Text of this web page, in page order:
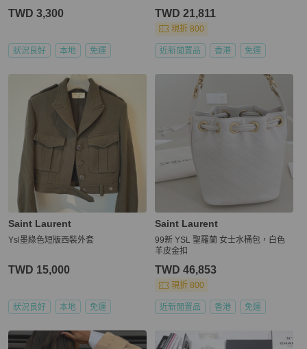
TWD 3,300
狀況良好 本地 免運
TWD 21,811
現折 800
近新閒置品 香港 免運
Saint Laurent
Ysl墨綠色短版西裝外套
TWD 15,000
狀況良好 本地 免運
Saint Laurent
99新 YSL 聖羅蘭 女士水桶包，白色
羊皮金扣
TWD 46,853
現折 800
近新閒置品 香港 免運